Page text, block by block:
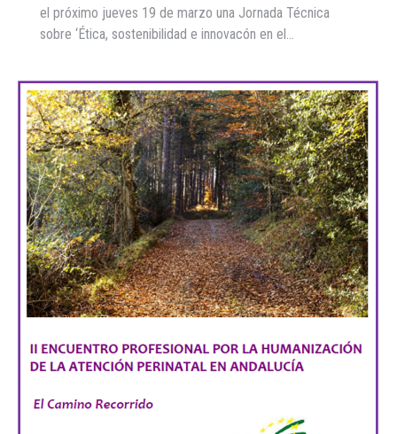
el próximo jueves 19 de marzo una Jornada Técnica
sobre ‘Ética, sostenibilidad e innovacón en el…